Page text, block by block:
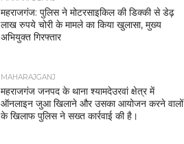
महराजगंज: पुलिस ने मोटरसाइकिल की डिक्की से डेढ़
लाख रुपये चोरी के मामले का किया खुलासा, मुख्य
अभियुक्त गिरफ्तार
MAHARAJGANJ
महराजगंज जनपद के थाना श्यामदेउरवां क्षेत्र में
ऑनलाइन जुआ खिलाने और उसका आयोजन करने वालों
के खिलाफ पुलिस ने सख्त कार्रवाई की है।